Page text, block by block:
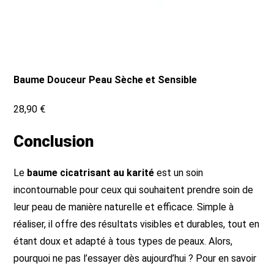
Baume Douceur Peau Sèche et Sensible
28,90 €
Conclusion
Le baume cicatrisant au karité est un soin
incontournable pour ceux qui souhaitent prendre soin de
leur peau de manière naturelle et efficace. Simple à
réaliser, il offre des résultats visibles et durables, tout en
étant doux et adapté à tous types de peaux. Alors,
pourquoi ne pas l’essayer dès aujourd’hui ? Pour en savoir